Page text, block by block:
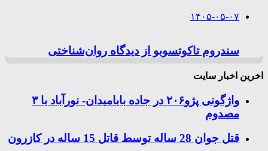
۱۴۰۵-۰۵-۰۷
سندروم تاکوتسوبو از دیدگاه روان‌شناختی
اخرین اخبار سایت
واژگونی پژو۲۰۶ در جاده بابامیدان- نورآباد با ۳
مصدوم
قتل جوان 28 ساله توسط قاتل 15 ساله در کازرون